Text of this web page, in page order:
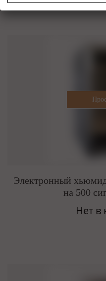
Электронный
на 500
Нет в